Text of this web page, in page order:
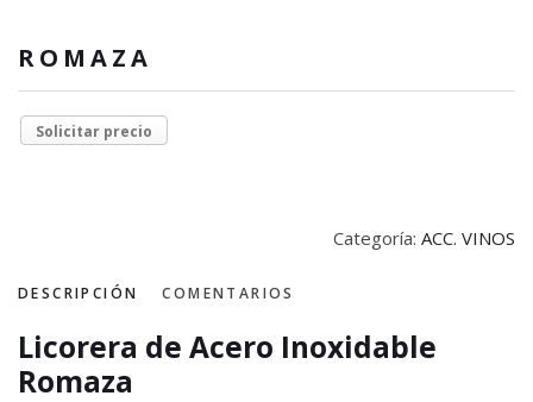
ROMAZA
Solicitar precio
Categoría: ACC. VINOS
DESCRIPCIÓN COMENTARIOS
Licorera de Acero Inoxidable
Romaza